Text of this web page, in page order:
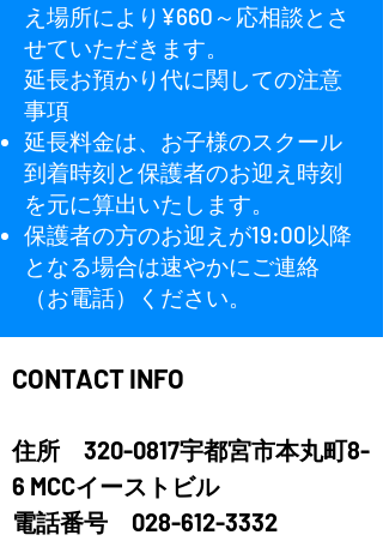
え場所により¥660～応相談とさ
せていただきます。
延長お預かり代に関しての注意
事項
延長料金は、お子様のスクール
到着時刻と保護者のお迎え時刻
を元に算出いたします。
保護者の方のお迎えが19:00以降
となる場合は速やかにご連絡
（お電話）ください。
CONTACT INFO
住所 320-0817宇都宮市本丸町8-
6 MCCイーストビル
電話番号 028-612-3332